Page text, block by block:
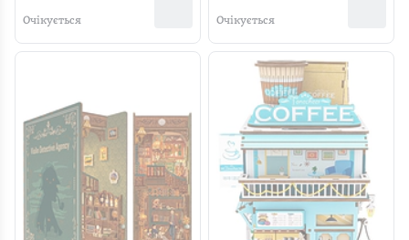
Очікується Очікується